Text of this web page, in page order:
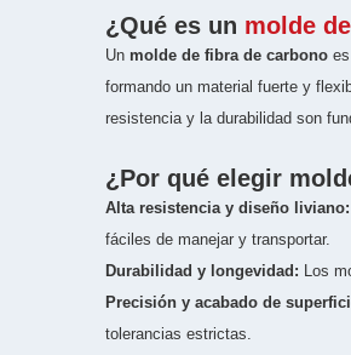
¿Qué es un molde
Un molde de fibra de carbono
formando un material fuerte y
resistencia y la durabilidad son
¿Por qué elegir
Alta resistencia y diseño liviano:
fáciles de manejar y transportar.
Durabilidad y longevidad: Los
Precisión y acabado de
tolerancias estrictas.